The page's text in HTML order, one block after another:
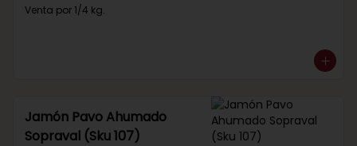
Venta por 1/4 kg.
Jamón Pavo Ahumado
Sopraval (Sku 107)